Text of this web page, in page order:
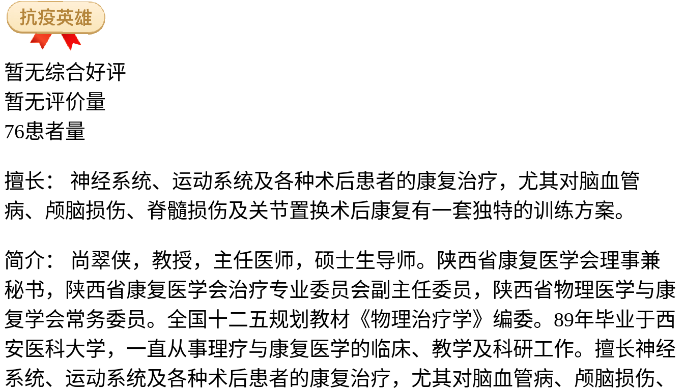
暂无综合好评
暂无评价量
76患者量
擅长：
神经系统、运动系统及各种术后患者的康复治疗，尤其对脑血管
病、颅脑损伤、脊髓损伤及关节置换术后康复有一套独特的训练方案。
简介：
尚翠侠，教授，主任医师，硕士生导师。陕西省康复医学会理事兼
秘书，陕西省康复医学会治疗专业委员会副主任委员，陕西省物理医学与康
复学会常务委员。全国十二五规划教材《物理治疗学》编委。89年毕业于西
安医科大学，一直从事理疗与康复医学的临床、教学及科研工作。擅长神经
系统、运动系统及各种术后患者的康复治疗，尤其对脑血管病、颅脑损伤、